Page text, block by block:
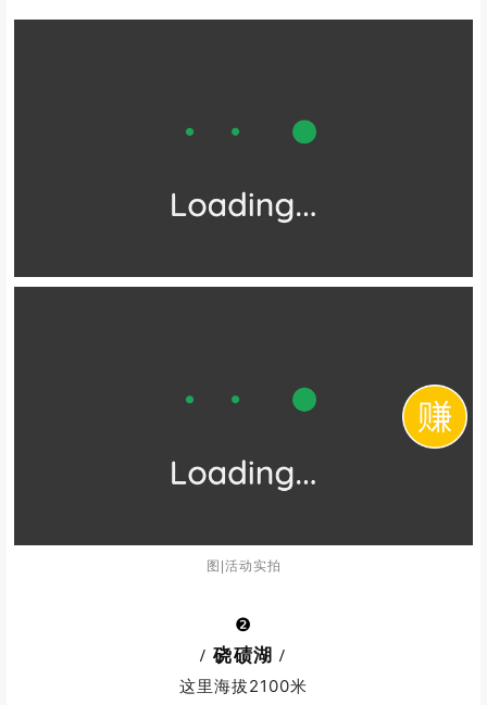
图|活动实拍
❷
/ 硗碛湖 /
这里海拔2100米